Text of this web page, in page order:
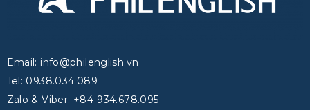
Email: info@philenglish.vn
Tel: 0938.034.089
Zalo & Viber: +84-934.678.095